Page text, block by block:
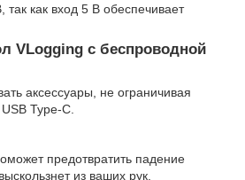
так как вход 5 В обеспечивает
VLogging с беспроводной
аксессуары, не ограничивая
Type-C.
предотвратить падение
из ваших рук.